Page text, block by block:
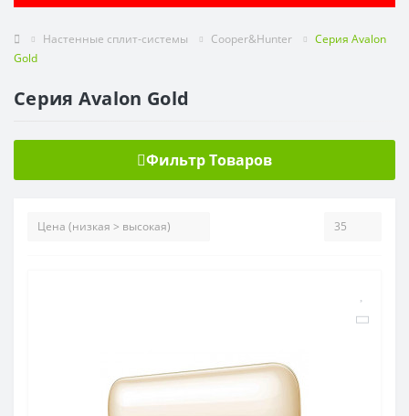
Настенные сплит-системы Cooper&Hunter
Серия Avalon
Gold
Серия Avalon Gold
Фильтр Товаров